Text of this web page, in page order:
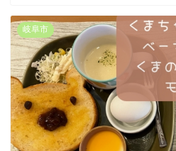
岐阜市